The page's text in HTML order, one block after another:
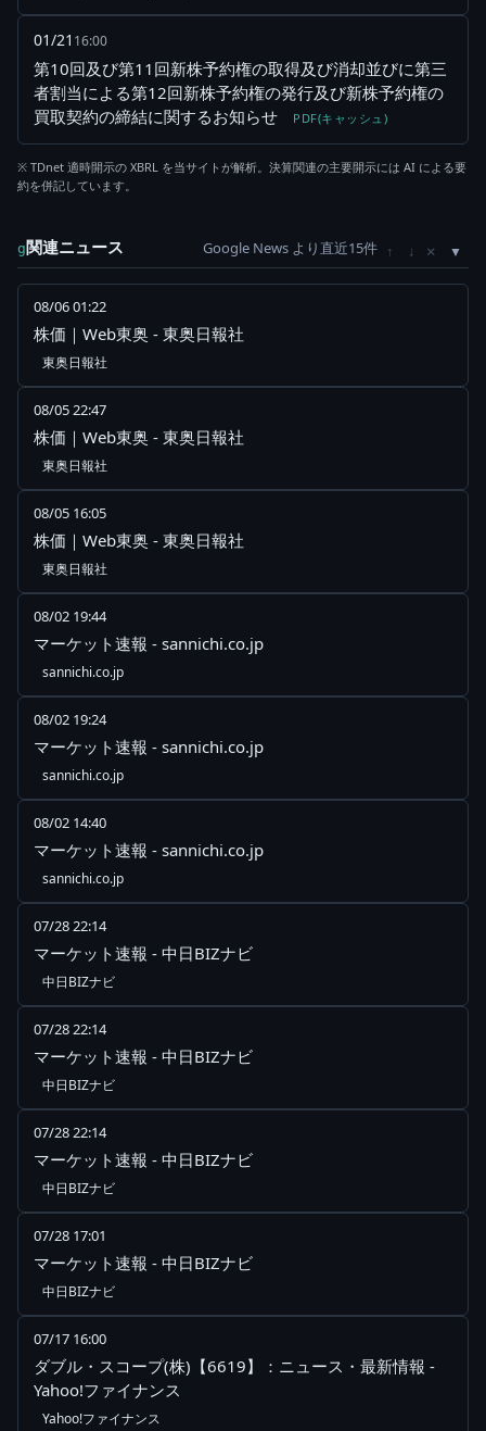
01/21 16:00
第10回及び第11回新株予約権の取得及び消却並びに第三
者割当による第12回新株予約権の発行及び新株予約権の
買取契約の締結に関するお知らせ
PDF(キャッシュ)
※ TDnet 適時開示の XBRL を当サイトが解析。決算関連の主要開示には AI による要
約を併記しています。
g関連ニュース Google News より直近15件 ↑ ↓ ×
08/06 01:22
株価｜Web東奥 - 東奥日報社
東奥日報社
08/05 22:47
株価｜Web東奥 - 東奥日報社
東奥日報社
08/05 16:05
株価｜Web東奥 - 東奥日報社
東奥日報社
08/02 19:44
マーケット速報 - sannichi.co.jp
sannichi.co.jp
08/02 19:24
マーケット速報 - sannichi.co.jp
sannichi.co.jp
08/02 14:40
マーケット速報 - sannichi.co.jp
sannichi.co.jp
07/28 22:14
マーケット速報 - 中日BIZナビ
中日BIZナビ
07/28 22:14
マーケット速報 - 中日BIZナビ
中日BIZナビ
07/28 22:14
マーケット速報 - 中日BIZナビ
中日BIZナビ
07/28 17:01
マーケット速報 - 中日BIZナビ
中日BIZナビ
07/17 16:00
ダブル・スコープ(株)【6619】：ニュース・最新情報 -
Yahoo!ファイナンス
Yahoo!ファイナンス